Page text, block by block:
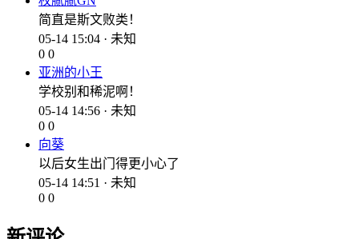
简直是斯文败类！
05-14 15:04 · 未知
0 0
亚洲的小王
学校别和稀泥啊！
05-14 14:56 · 未知
0 0
向葵
以后女生出门得更小心了
05-14 14:51 · 未知
0 0